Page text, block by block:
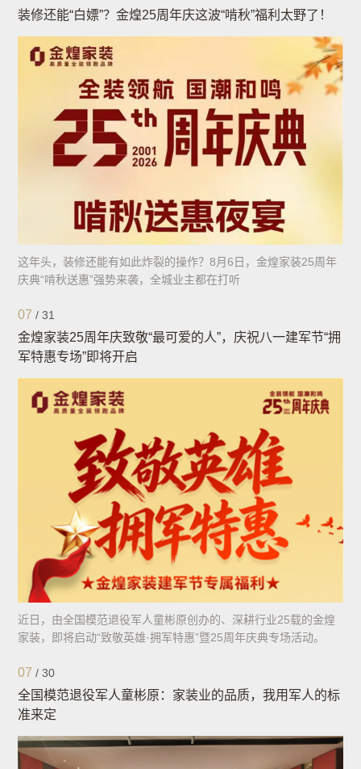
装修还能“白嫖”？金煌25周年庆这波“啃秋”福利太野了！
这年头，装修还能有如此炸裂的操作？8月6日，金煌家装25周年
庆典“啃秋送惠”强势来袭，全城业主都在打听
07 /31
金煌家装25周年庆致敬“最可爱的人”，庆祝八一建军节“拥
军特惠专场”即将开启
近日，由全国模范退役军人童彬原创办的、深耕行业25载的金煌
家装，即将启动“致敬英雄·拥军特惠”暨25周年庆典专场活动。
07 /30
全国模范退役军人童彬原：家装业的品质，我用军人的标
准来定